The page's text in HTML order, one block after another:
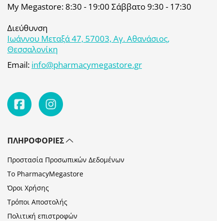
My Megastore: 8:30 - 19:00 Σάββατο 9:30 - 17:30
Διεύθυνση
Ιωάννου Μεταξά 47, 57003, Αγ. Αθανάσιος,
Θεσσαλονίκη
Email: info@pharmacymegastore.gr
ΠΛΗΡΟΦΟΡΊΕΣ
Προστασία Προσωπικών Δεδομένων
Το PharmacyMegastore
Όροι Χρήσης
Τρόποι Αποστολής
Πολιτική επιστροφών